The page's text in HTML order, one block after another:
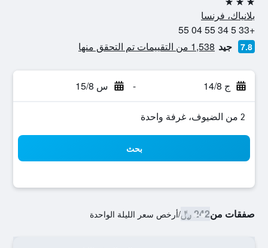
3 نجوم
بلانياك، فرنسا
+33 5 34 55 04 55
7.8 جيد 1,538 من التقييمات تم التحقق منها
ج 14/8 - س 15/8
2 من الضيوف، غرفة واحدة
بحث
صفقات من242 ﷼ /أرخص سعر الليلة الواحدة